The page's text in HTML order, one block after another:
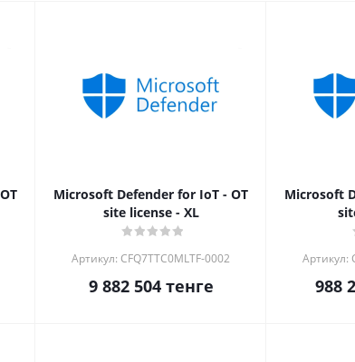
Microsoft Defender for IoT - OT
site license - XL
Артикул: CFQ7TTC0MLTF-0002
9 882 504тенге
Microsoft
Артикул:
988